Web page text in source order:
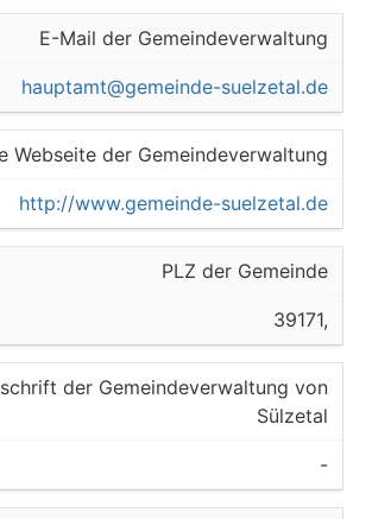
E-Mail der Gemeindeverwaltung
hauptamt@gemeinde-suelzetal.de
Webseite der Gemeindeverwaltung
http://www.gemeinde-suelzetal.de
PLZ der Gemeinde
39171,
der Gemeindeverwaltung von
Sülzetal
-